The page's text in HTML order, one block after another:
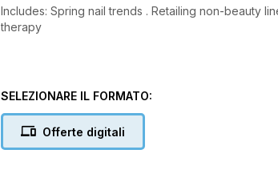
Includes: Spring nail trends . Retailing non-beauty
therapy
SELEZIONARE IL FORMATO:
Offerte digitali